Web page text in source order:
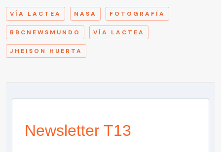
VÍA LACTEA NASA FOTOGRAFÍA
BBCNEWSMUNDO VÍA LACTEA
JHEISON HUERTA
Newsletter T13